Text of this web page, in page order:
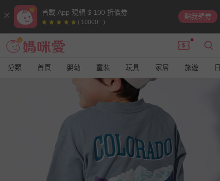
首載 App 現領 $ 100 折價券
( 10000+ )
點我領券
分類 首頁 嬰幼 童裝 玩具 家居 旅遊